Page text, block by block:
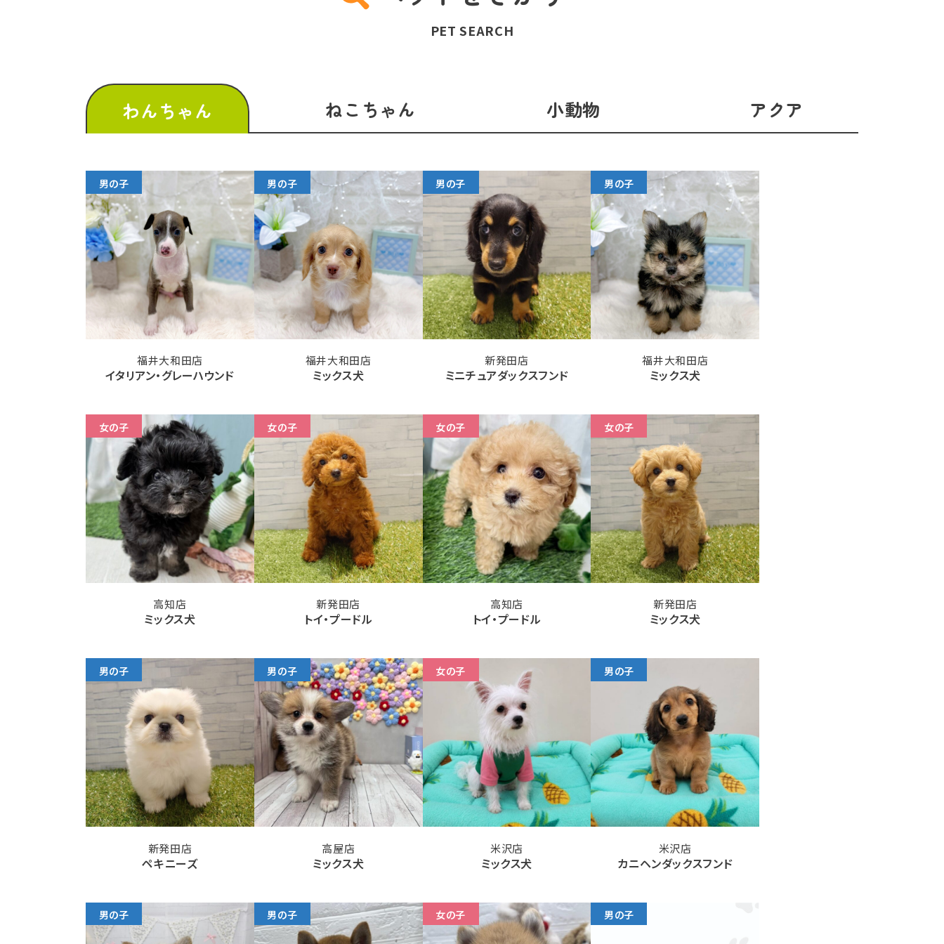
PET SEARCH
わんちゃん ねこちゃん 小動物 アクア
男の子
福井大和田店
イタリアン・グレーハウンド
男の子
福井大和田店
ミックス犬
男の子
新発田店
ミニチュアダックスフンド
男の子
福井大和田店
ミックス犬
女の子
高知店
ミックス犬
女の子
新発田店
トイ・プードル
女の子
高知店
トイ・プードル
女の子
新発田店
ミックス犬
男の子
新発田店
ペキニーズ
男の子
高屋店
ミックス犬
女の子
米沢店
ミックス犬
男の子
米沢店
カニヘンダックスフンド
男の子 男の子 女の子 男の子